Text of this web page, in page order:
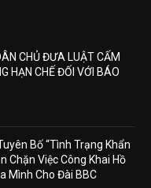
CHỦ ĐƯA LUẬT CẤM
HẠN CHẾ ĐỐI VỚI BÁO
Bố “Tình Trạng Khẩn
Chặn Việc Công Khai Hồ
Mình Cho Đài BBC